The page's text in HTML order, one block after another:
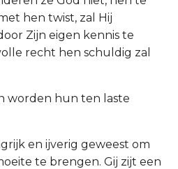
hen twist, zal Hij
Zijn eigen kennis te
recht hen schuldig zal
worden hun ten laste
en ijverig geweest om
te brengen. Gij zijt een